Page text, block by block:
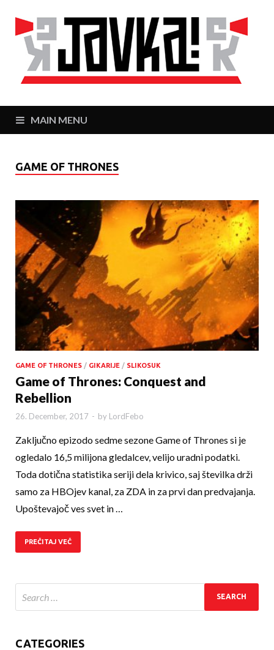
MAIN MENU
GAME OF THRONES
GAME OF THRONES / GIKARIJE / SLIKOSUK
Game of Thrones: Conquest and
Rebellion
26. December, 2017 - by LordFebo
Zaključno epizodo sedme sezone Game of Thrones si je
ogledalo 16,5 milijona gledalcev, velijo uradni podatki.
Toda dotična statistika seriji dela krivico, saj številka drži
samo za HBOjev kanal, za ZDA in za prvi dan predvajanja.
Upoštevajoč ves svet in …
PREČITAJ VEČ
CATEGORIES